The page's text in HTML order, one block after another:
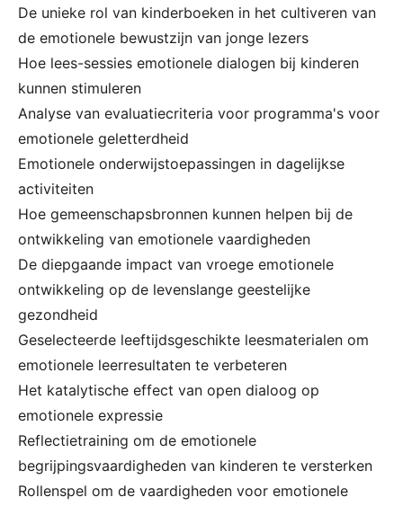
De unieke rol van kinderboeken in het cultiveren van
de emotionele bewustzijn van jonge lezers
Hoe lees-sessies emotionele dialogen bij kinderen
kunnen stimuleren
Analyse van evaluatiecriteria voor programma's voor
emotionele geletterdheid
Emotionele onderwijstoepassingen in dagelijkse
activiteiten
Hoe gemeenschapsbronnen kunnen helpen bij de
ontwikkeling van emotionele vaardigheden
De diepgaande impact van vroege emotionele
ontwikkeling op de levenslange geestelijke
gezondheid
Geselecteerde leeftijdsgeschikte leesmaterialen om
emotionele leerresultaten te verbeteren
Het katalytische effect van open dialoog op
emotionele expressie
Reflectietraining om de emotionele
begrijpingsvaardigheden van kinderen te versterken
Rollenspel om de vaardigheden voor emotionele